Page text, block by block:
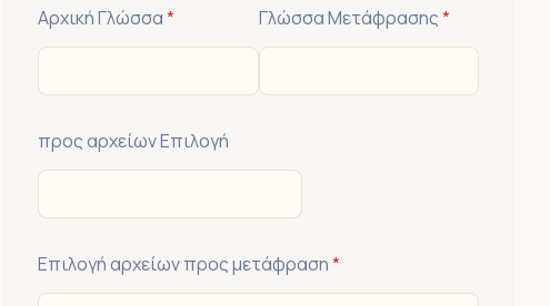
Αρχική Γλώσσα* Γλώσσα Μετάφρασης*
προς αρχείων Επιλογή
Επιλογή αρχείων προς μετάφραση*